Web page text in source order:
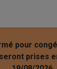
pour
prises